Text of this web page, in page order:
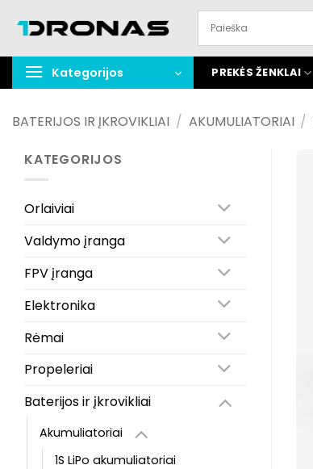
turinį
Kategorijos PREKĖS ŽENKLAI
BATERIJOS IR ĮKROVIKLIAI / AKUMULIATORIAI /
KATEGORIJOS
Orlaiviai
Valdymo įranga
FPV įranga
Elektronika
Rėmai
Propeleriai
Baterijos ir įkrovikliai
Akumuliatoriai
1S LiPo akumuliatoriai